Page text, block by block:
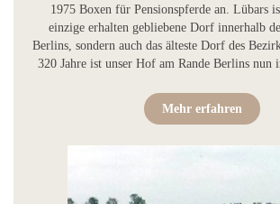
1975 Boxen für Pensionspferde an. Lübars
einzige erhalten gebliebene Dorf innerhalb
Berlins, sondern auch das älteste Dorf des
320 Jahre ist unser Hof am Rande Berlins nun
Mehr erfahren